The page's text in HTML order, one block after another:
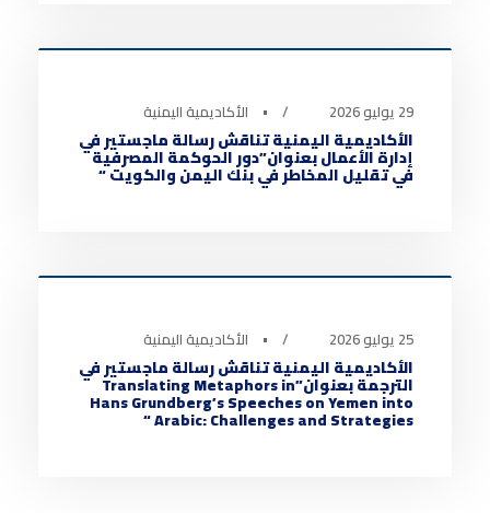
29 يوليو 2026 • الأكاديمية اليمنية
الأكاديمية اليمنية تناقش رسالة ماجستير في
إدارة الأعمال بعنوان”دور الحوكمة المصرفية
في تقليل المخاطر في بنك اليمن والكويت “
25 يوليو 2026 • الأكاديمية اليمنية
الأكاديمية اليمنية تناقش رسالة ماجستير في
الترجمة بعنوان”Translating Metaphors in
Hans Grundberg’s Speeches on Yemen into
Arabic: Challenges and Strategies “